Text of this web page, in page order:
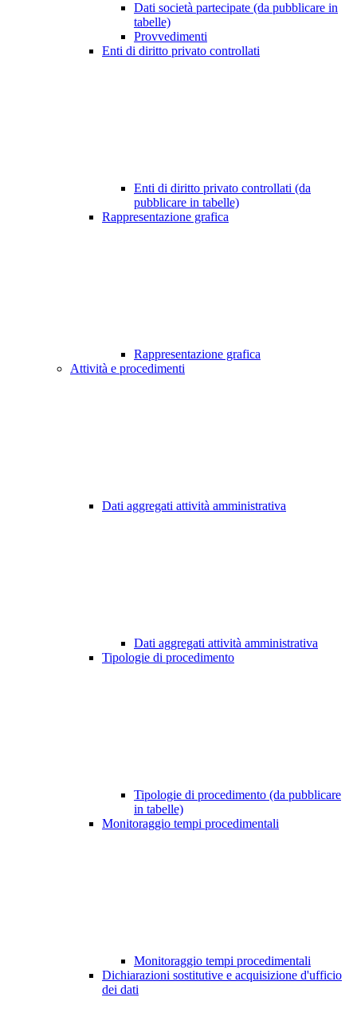
Dati società partecipate (da pubblicare in
tabelle)
Provvedimenti
Enti di diritto privato controllati
Enti di diritto privato controllati (da
pubblicare in tabelle)
Rappresentazione grafica
Rappresentazione grafica
Attività e procedimenti
Dati aggregati attività amministrativa
Dati aggregati attività amministrativa
Tipologie di procedimento
Tipologie di procedimento (da pubblicare
in tabelle)
Monitoraggio tempi procedimentali
Monitoraggio tempi procedimentali
Dichiarazioni sostitutive e acquisizione d'ufficio
dei dati